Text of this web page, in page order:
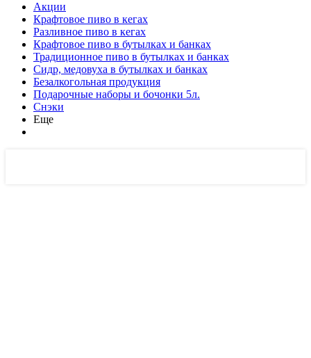
Акции
Крафтовое пиво в кегах
Разливное пиво в кегах
Крафтовое пиво в бутылках и банках
Традиционное пиво в бутылках и банках
Сидр, медовуха в бутылках и банках
Безалкогольная продукция
Подарочные наборы и бочонки 5л.
Снэки
Еще